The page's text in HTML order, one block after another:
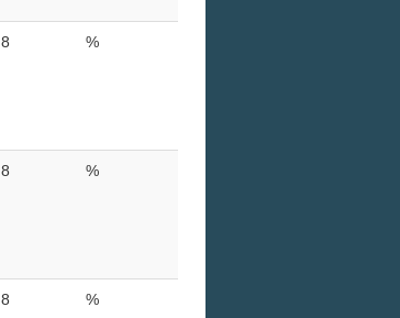
8 %
8 %
8 %